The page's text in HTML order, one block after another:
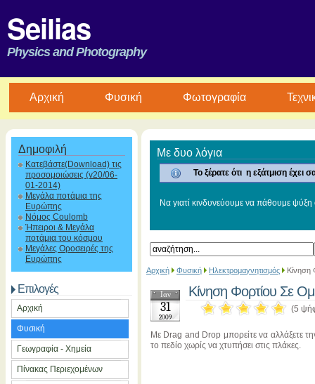
Seilias
Physics and Photography
Aρχική Φυσική Φωτογραφία
Δημοφιλή
Κατεβάστε(Download) τις
προσομοιώσεις (v20/06-
01-2014)
Μεγάλα ποτάμια της
Ευρώπης
Νόμος Coulomb
Ήπειροι & Μεγάλα
ποτάμια του κόσμου
Μεγάλες Οροσειρές της
Ευρώπης
Επιλογές
Αρχική
Φυσική
Γεωγραφία - Χημεία
Πίνακας Περιεχομένων
Με δυο λόγια
Το ξέρατε ότι η εξάτμιση
Να γιατί κινδυνεύουμε να πάθουμε ψύξη
Αρχική Φυσική Ηλεκτρομαγνητισμός Κίνηση
Ιαν
31
2009
Κίνηση Φορτίου Σε
(5
Με Drag and Drop μπορείτε να αλλάξετε
το πεδίο χωρίς να χτυπήσει στις πλάκες.